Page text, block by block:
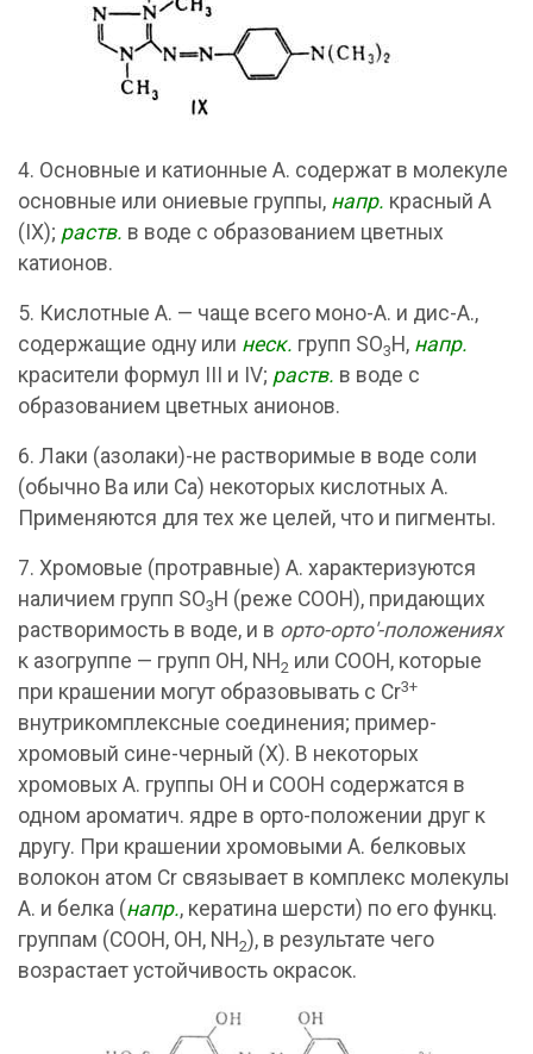
4. Основные и катионные А. содержат в молекуле
основные или ониевые группы, напр. красный А
(IX); раств. в воде с образованием цветных
катионов.
5. Кислотные А. — чаще всего моно-А. и дис-А.,
содержащие одну или неск. групп SO3 H, напр.
красители формул III и IV; раств. в воде с
образованием цветных анионов.
6. Лаки (азолаки)-не растворимые в воде соли
(обычно Ba или Са) некоторых кислотных А.
Применяются для тех же целей, что и пигменты.
7. Хромовые (протравные) А. характеризуются
наличием групп SO3 H (реже СООН), придающих
растворимость в воде, и в орто-орто'-положениях
к азогруппе — групп OH, NH 2 или COOH, которые
при крашении могут образовывать с Cr3+
внутрикомплексные соединения; пример-
хромовый сине-черный (X). В некоторых
хромовых А. группы OH и COOH содержатся в
одном ароматич. ядре в орто-положении друг к
другу. При крашении хромовыми А. белковых
волокон атом Cr связывает в комплекс молекулы
А. и белка (напр., кератина шерсти) по его функц.
группам (COOH, OH, NH 2), в результате чего
возрастает устойчивость окрасок.